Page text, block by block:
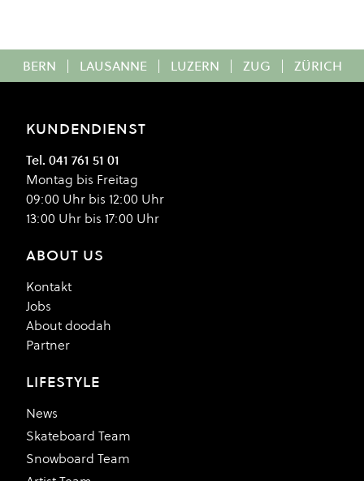
BERN | LAUSANNE | LUZERN | ZUG | ZÜRICH
KUNDENDIENST
Tel. 041 761 51 01
Montag bis Freitag
09:00 Uhr bis 12:00 Uhr
13:00 Uhr bis 17:00 Uhr
ABOUT US
Kontakt
Jobs
About doodah
Partner
LIFESTYLE
News
Skateboard Team
Snowboard Team